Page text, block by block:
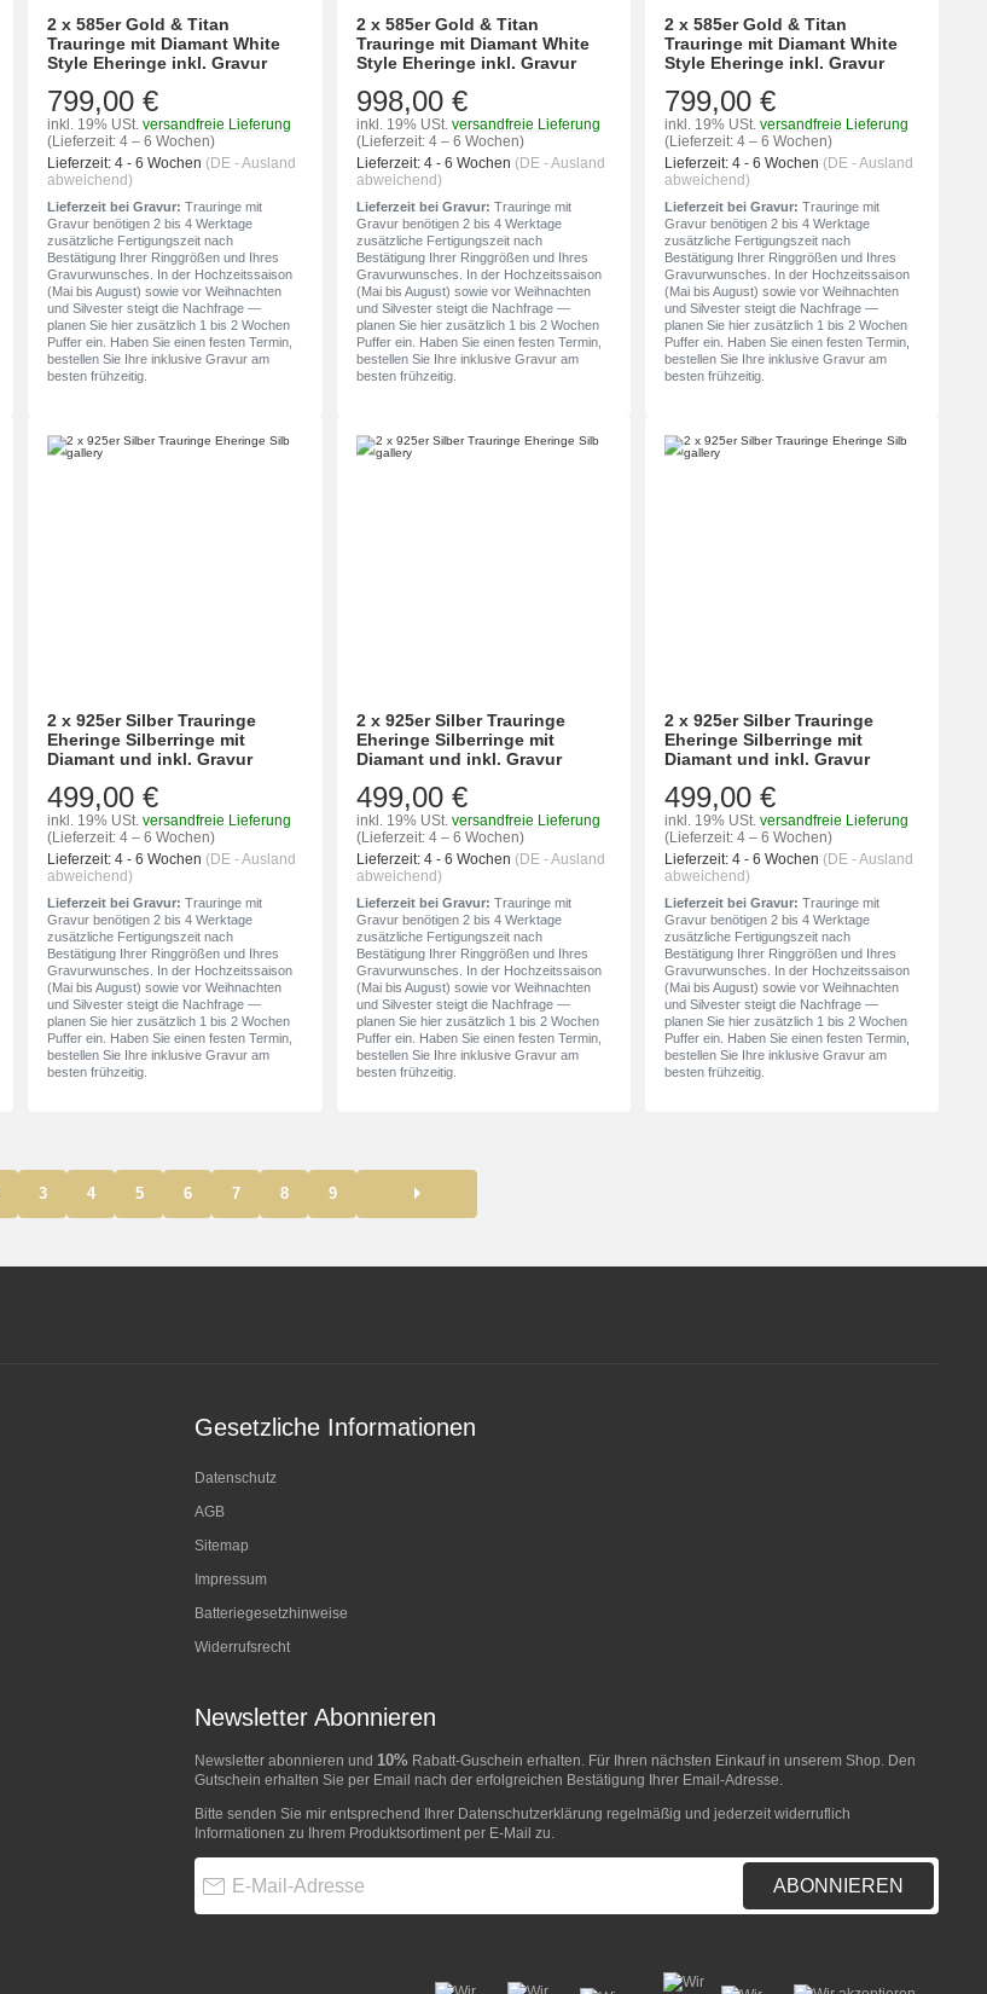
2 x 585er Gold & Titan
Trauringe mit Diamant White
Style Eheringe inkl. Gravur
799,00 €
inkl. 19% USt. versandfreie Lieferung
(Lieferzeit: 4 – 6 Wochen)
Lieferzeit: 4 - 6 Wochen (DE - Ausland
abweichend)
Lieferzeit bei Gravur: Trauringe mit
Gravur benötigen 2 bis 4 Werktage
zusätzliche Fertigungszeit nach
Bestätigung Ihrer Ringgrößen und Ihres
Gravurwunsches. In der Hochzeitssaison
(Mai bis August) sowie vor Weihnachten
und Silvester steigt die Nachfrage —
planen Sie hier zusätzlich 1 bis 2 Wochen
Puffer ein. Haben Sie einen festen Termin,
bestellen Sie Ihre inklusive Gravur am
besten frühzeitig.
2 x 585er Gold & Titan
Trauringe mit Diamant White
Style Eheringe inkl. Gravur
998,00 €
inkl. 19% USt. versandfreie Lieferung
(Lieferzeit: 4 – 6 Wochen)
Lieferzeit: 4 - 6 Wochen (DE - Ausland
abweichend)
Lieferzeit bei Gravur: Trauringe mit
Gravur benötigen 2 bis 4 Werktage
zusätzliche Fertigungszeit nach
Bestätigung Ihrer Ringgrößen und Ihres
Gravurwunsches. In der Hochzeitssaison
(Mai bis August) sowie vor Weihnachten
und Silvester steigt die Nachfrage —
planen Sie hier zusätzlich 1 bis 2 Wochen
Puffer ein. Haben Sie einen festen Termin,
bestellen Sie Ihre inklusive Gravur am
besten frühzeitig.
2 x 585er Gold & Titan
Trauringe mit Diamant White
Style Eheringe inkl. Gravur
799,00 €
inkl. 19% USt. versandfreie Lieferung
(Lieferzeit: 4 – 6 Wochen)
Lieferzeit: 4 - 6 Wochen (DE - Ausland
abweichend)
Lieferzeit bei Gravur: Trauringe mit
Gravur benötigen 2 bis 4 Werktage
zusätzliche Fertigungszeit nach
Bestätigung Ihrer Ringgrößen und Ihres
Gravurwunsches. In der Hochzeitssaison
(Mai bis August) sowie vor Weihnachten
und Silvester steigt die Nachfrage —
planen Sie hier zusätzlich 1 bis 2 Wochen
Puffer ein. Haben Sie einen festen Termin,
bestellen Sie Ihre inklusive Gravur am
besten frühzeitig.
2 x 925er Silber Trauringe
Eheringe Silberringe mit
Diamant und inkl. Gravur
499,00 €
inkl. 19% USt. versandfreie Lieferung
(Lieferzeit: 4 – 6 Wochen)
Lieferzeit: 4 - 6 Wochen (DE - Ausland
abweichend)
Lieferzeit bei Gravur: Trauringe mit
Gravur benötigen 2 bis 4 Werktage
zusätzliche Fertigungszeit nach
Bestätigung Ihrer Ringgrößen und Ihres
Gravurwunsches. In der Hochzeitssaison
(Mai bis August) sowie vor Weihnachten
und Silvester steigt die Nachfrage —
planen Sie hier zusätzlich 1 bis 2 Wochen
Puffer ein. Haben Sie einen festen Termin,
bestellen Sie Ihre inklusive Gravur am
besten frühzeitig.
2 x 925er Silber Trauringe
Eheringe Silberringe mit
Diamant und inkl. Gravur
499,00 €
inkl. 19% USt. versandfreie Lieferung
(Lieferzeit: 4 – 6 Wochen)
Lieferzeit: 4 - 6 Wochen (DE - Ausland
abweichend)
Lieferzeit bei Gravur: Trauringe mit
Gravur benötigen 2 bis 4 Werktage
zusätzliche Fertigungszeit nach
Bestätigung Ihrer Ringgrößen und Ihres
Gravurwunsches. In der Hochzeitssaison
(Mai bis August) sowie vor Weihnachten
und Silvester steigt die Nachfrage —
planen Sie hier zusätzlich 1 bis 2 Wochen
Puffer ein. Haben Sie einen festen Termin,
bestellen Sie Ihre inklusive Gravur am
besten frühzeitig.
2 x 925er Silber Trauringe
Eheringe Silberringe mit
Diamant und inkl. Gravur
499,00 €
inkl. 19% USt. versandfreie Lieferung
(Lieferzeit: 4 – 6 Wochen)
Lieferzeit: 4 - 6 Wochen (DE - Ausland
abweichend)
Lieferzeit bei Gravur: Trauringe mit
Gravur benötigen 2 bis 4 Werktage
zusätzliche Fertigungszeit nach
Bestätigung Ihrer Ringgrößen und Ihres
Gravurwunsches. In der Hochzeitssaison
(Mai bis August) sowie vor Weihnachten
und Silvester steigt die Nachfrage —
planen Sie hier zusätzlich 1 bis 2 Wochen
Puffer ein. Haben Sie einen festen Termin,
bestellen Sie Ihre inklusive Gravur am
besten frühzeitig.
3 4 5 6 7 8 9
Gesetzliche Informationen
Datenschutz
AGB
Sitemap
Impressum
Batteriegesetzhinweise
Widerrufsrecht
Newsletter Abonnieren
Newsletter abonnieren und 10% Rabatt-Guschein erhalten. Für Ihren nächsten Einkauf in unserem Shop. Den
Gutschein erhalten Sie per Email nach der erfolgreichen Bestätigung Ihrer Email-Adresse.
Bitte senden Sie mir entsprechend Ihrer Datenschutzerklärung regelmäßig und jederzeit widerruflich
Informationen zu Ihrem Produktsortiment per E-Mail zu.
ABONNIEREN